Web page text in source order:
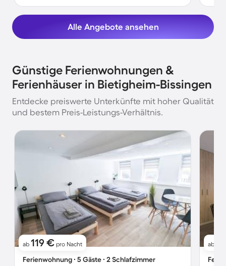
Alle Angebote ansehen
Günstige Ferienwohnungen &
Ferienhäuser in Bietigheim-Bissingen
Entdecke preiswerte Unterkünfte mit hoher Qualität
und bestem Preis-Leistungs-Verhältnis.
ab 119 € pro Nacht
Ferienwohnung ∙ 5 Gäste ∙ 2 Schlafzimmer
ab